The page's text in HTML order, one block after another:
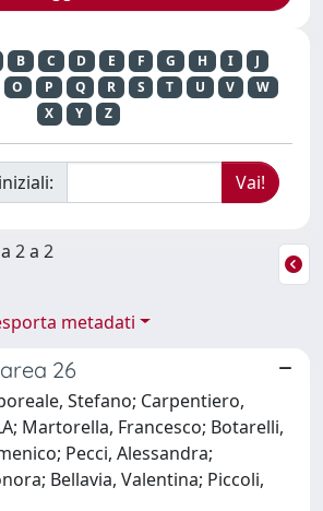
B C D E F G H I
J
O P Q R S T U V
W
X
Y Z
2 a 2
metadati
26
Stefano; Carpentiero,
Martorella, Francesco; Botarelli,
Pecci, Alessandra;
Bellavia, Valentina; Piccoli,